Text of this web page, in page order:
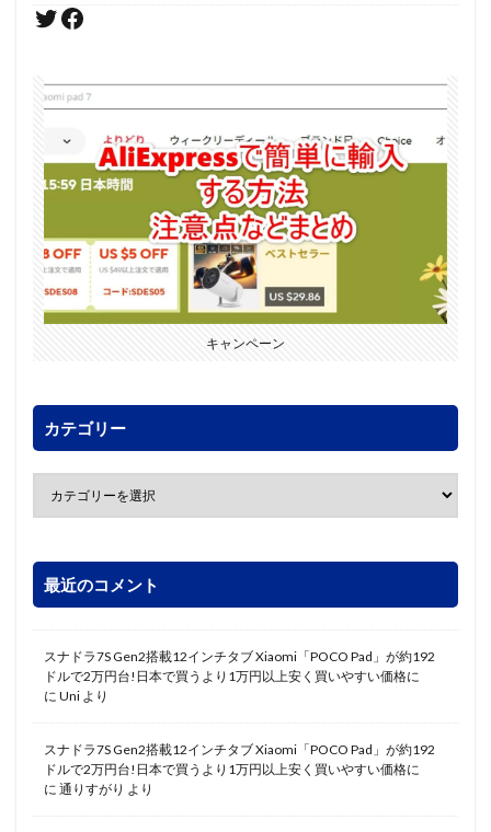
キャンペーン
カテゴリー
最近のコメント
スナドラ7S Gen2搭載12インチタブ Xiaomi「POCO Pad」が約192
ドルで2万円台!日本で買うより1万円以上安く買いやすい価格に
に Uni より
スナドラ7S Gen2搭載12インチタブ Xiaomi「POCO Pad」が約192
ドルで2万円台!日本で買うより1万円以上安く買いやすい価格に
に 通りすがり より